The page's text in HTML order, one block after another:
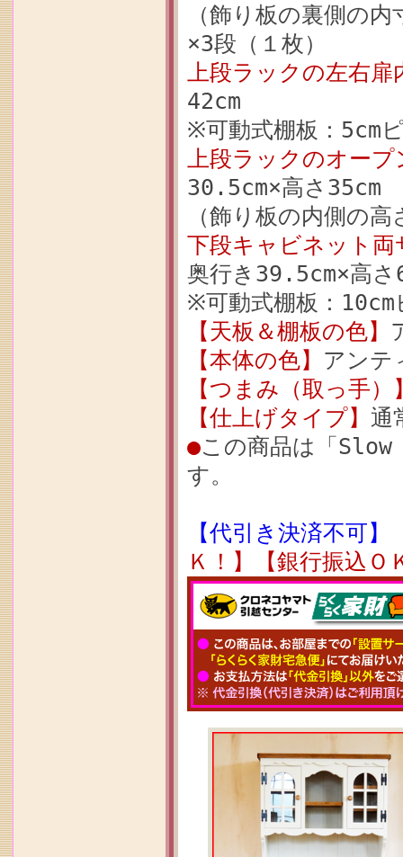
（飾り板の裏側の
×3段（１枚）
上段ラックの左右扉
42cm
※可動式棚板：5cm
上段ラックのオー
30.5cm×高さ35cm
（飾り板の内側の高
下段キャビネット両
奥行き39.5cm×高さ
※可動式棚板：
【天板＆棚板の色】
【本体の色】 アンテ
【つまみ（取っ手）
【仕上げタイプ】 通
●この商品は「
す。
【代引き決済不可】
Ｋ！】【銀行振込Ｏ